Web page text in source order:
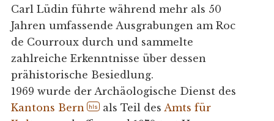
Carl Lüdin führte während mehr als 50
Jahren umfassende Ausgrabungen am Roc
de Courroux durch und sammelte
zahlreiche Erkenntnisse über dessen
prähistorische Besiedlung.
1969 wurde der Archäologische Dienst des
Kantons Bern
hls als Teil des Amts für